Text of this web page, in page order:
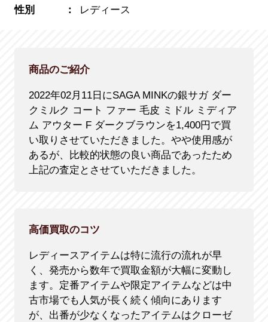
性別
レディース
商品のご紹介
2022年02月11日にSAGA MINKの銀サガ ダー
クミルク コート ファー 毛皮 ミドル ミディア
ム アウター F ダークブラウンを1,400円で買
い取りさせていただきました。やや使用感が
あるが、比較的状態の良い商品であったため
上記の査定とさせていただきました。
高価買取のコツ
レディースアイテムは特に流行の流れが早
く、発売から数年で買取金額が大幅に変動し
ます。定番アイテムや限定アイテムなどは中
古市場でも人気が長く続く傾向にあります
が、出番が少なくなったアイテムはクローゼ